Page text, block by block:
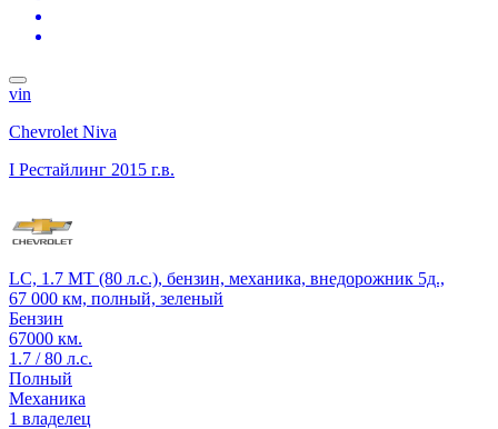
vin
Chevrolet Niva
I Рестайлинг 2015 г.в.
LC, 1.7 MT (80 л.с.), бензин, механика, внедорожник 5д.,
67 000 км, полный, зеленый
Бензин
67000 км.
1.7 / 80 л.с.
Полный
Механика
1 владелец